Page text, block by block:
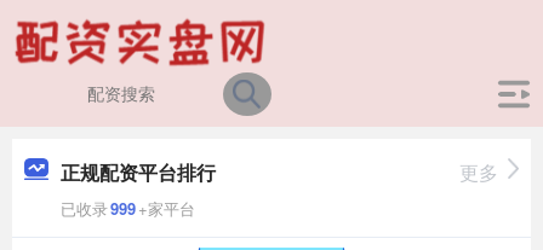
正规配资平台排行
已收录999+家平台
更多